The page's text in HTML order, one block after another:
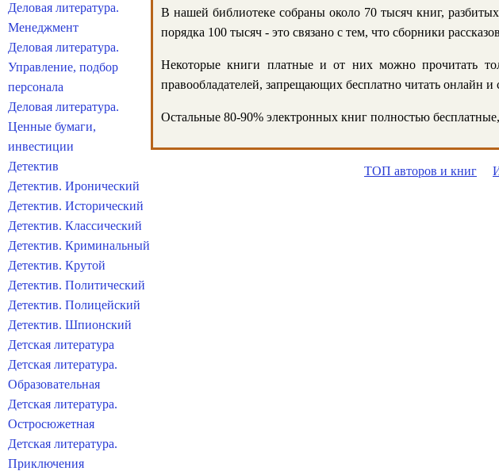
В нашей библиотеке собраны около 70 тысяч книг,
порядка 100 тысяч - это связано с тем, что сборники
Некоторые книги платные и от них можно прочитать
правообладателей, запрещающих бесплатно читать онлайн и
Остальные 80-90% электронных книг полностью
ТОП авторов и книг
Деловая литература.
Менеджмент
Деловая литература.
Управление, подбор
персонала
Деловая литература.
Ценные бумаги,
инвестиции
Детектив
Детектив. Иронический
Детектив. Исторический
Детектив. Классический
Детектив. Криминальный
Детектив. Крутой
Детектив. Политический
Детектив. Полицейский
Детектив. Шпионский
Детская литература
Детская литература.
Образовательная
Детская литература.
Остросюжетная
Детская литература.
Приключения